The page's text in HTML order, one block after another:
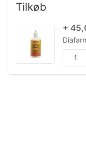
Tilkøb
+